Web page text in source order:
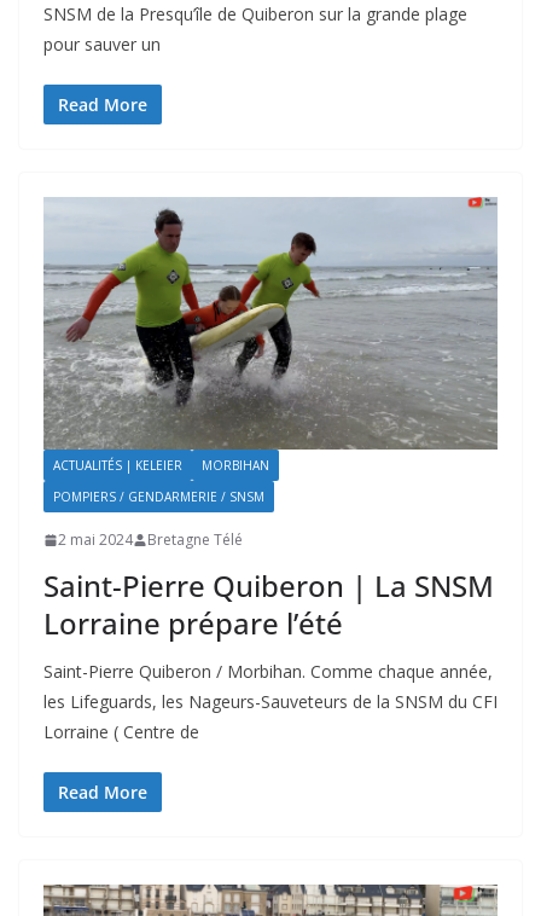
SNSM de la Presqu’île de Quiberon sur la grande plage
pour sauver un
Read More
ACTUALITÉS | KELEIER
MORBIHAN
POMPIERS / GENDARMERIE / SNSM
2 mai 2024 Bretagne Télé
Saint-Pierre Quiberon | La SNSM
Lorraine prépare l’été
Saint-Pierre Quiberon / Morbihan. Comme chaque année,
les Lifeguards, les Nageurs-Sauveteurs de la SNSM du CFI
Lorraine ( Centre de
Read More